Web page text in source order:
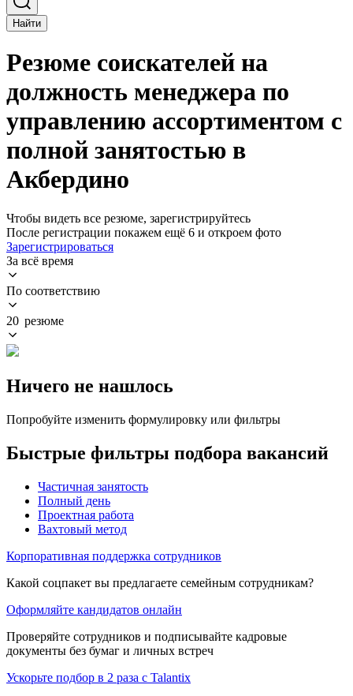
Найти
Резюме соискателей на
должность менеджера по
управлению ассортиментом с
полной занятостью в
Акбердино
Чтобы видеть все резюме, зарегистрируйтесь
После регистрации покажем ещё 6 и откроем фото
Зарегистрироваться
За всё время
По соответствию
20 резюме
Ничего не нашлось
Попробуйте изменить формулировку или фильтры
Быстрые фильтры подбора вакансий
Частичная занятость
Полный день
Проектная работа
Вахтовый метод
Корпоративная поддержка сотрудников
Какой соцпакет вы предлагаете семейным сотрудникам?
Оформляйте кандидатов онлайн
Проверяйте сотрудников и подписывайте кадровые
документы без бумаг и личных встреч
Ускорьте подбор в 2 раза с Talantix